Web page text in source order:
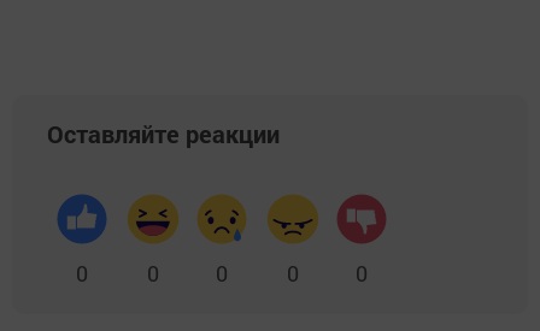
Оставляйте реакции
0 0 0 0 0